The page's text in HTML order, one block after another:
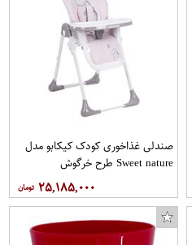
صندلی غذاخوری کودک کیکابو مدل
Sweet nature طرح خرگوش
۲۵,۱۸۵,۰۰۰